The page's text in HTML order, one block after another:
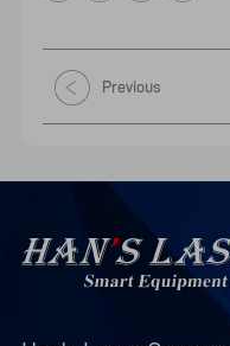
Previous